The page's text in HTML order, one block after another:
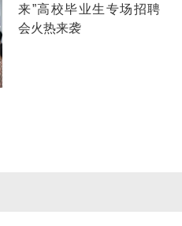
来”高校毕业生专场招聘
会火热来袭